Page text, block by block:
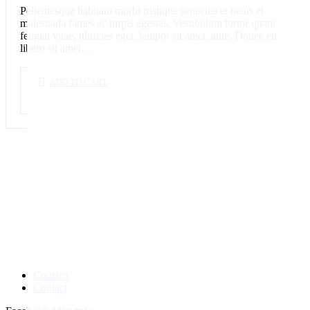
Pellentesque habitant morbi tristique senectus et netus et
malesuada fames ac turpis egestas. Vestibulum tortor quam,
feugiat vitae, ultricies eget, tempor sit amet, ante. Donec eu
libero sit amet…